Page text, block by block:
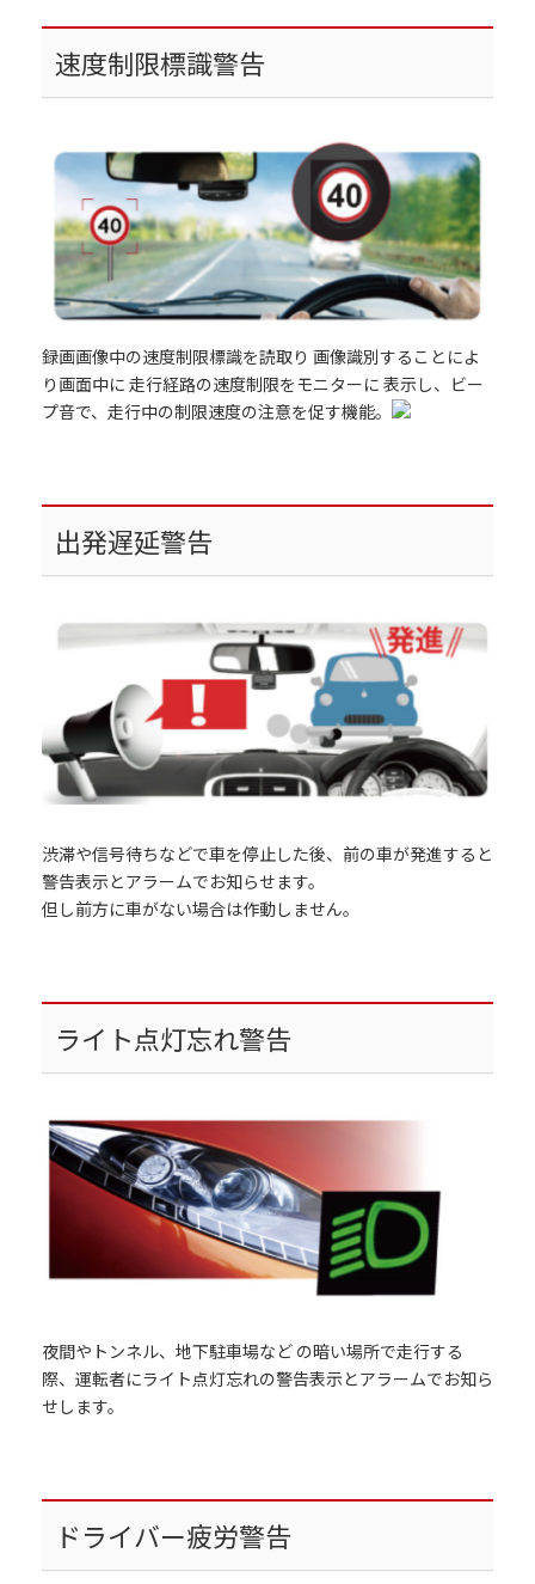
速度制限標識警告
録画画像中の速度制限標識を読取り 画像識別することによ
り画面中に 走行経路の速度制限をモニターに 表示し、ビー
プ音で、走行中の制限速度の注意を促す機能。
出発遅延警告
渋滞や信号待ちなどで車を停止した後、前の車が発進すると
警告表示とアラームでお知らせます。
但し前方に車がない場合は作動しません。
ライト点灯忘れ警告
夜間やトンネル、地下駐車場など の暗い場所で走行する
際、運転者にライト点灯忘れの警告表示とアラームでお知ら
せします。
ドライバー疲労警告